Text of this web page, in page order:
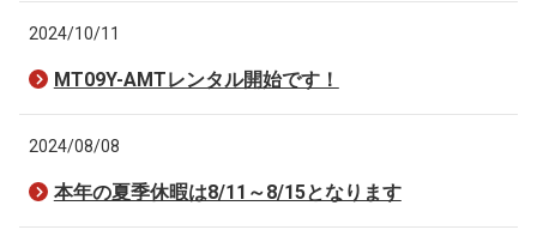
2024/10/11
MT09Y-AMTレンタル開始です！
2024/08/08
本年の夏季休暇は8/11～8/15となります